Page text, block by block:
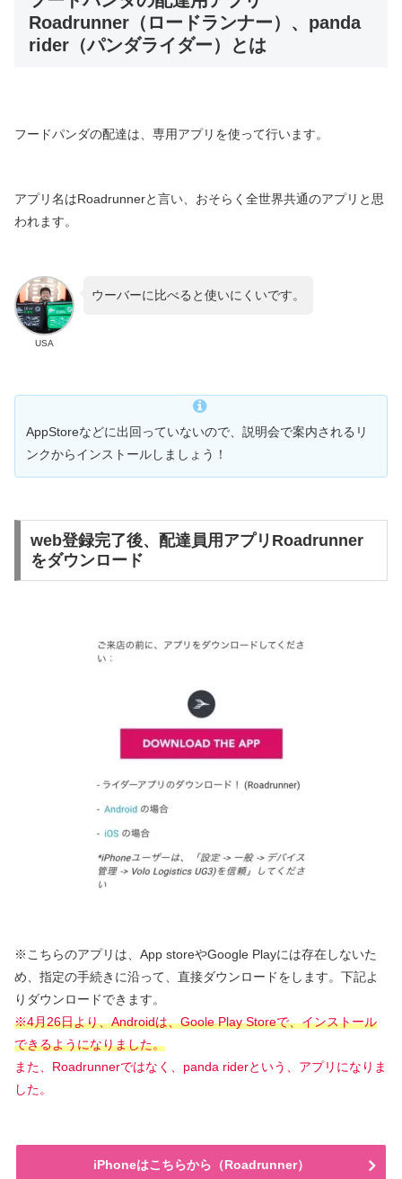
Roadrunner（ロードランナー）、panda
rider（パンダライダー）とは
フードパンダの配達は、専用アプリを使って行います。
アプリ名はRoadrunnerと言い、おそらく全世界共通のアプリと思
われます。
USA
ウーバーに比べると使いにくいです。
AppStoreなどに出回っていないので、説明会で案内されるリ
ンクからインストールしましょう！
web登録完了後、配達員用アプリRoadrunner
をダウンロード
※こちらのアプリは、App storeやGoogle Playには存在しないた
め、指定の手続きに沿って、直接ダウンロードをします。下記よ
りダウンロードできます。
※4月26日より、Androidは、Goole Play Storeで、インストール
できるようになりました。
また、Roadrunnerではなく、panda riderという、アプリになりま
した。
iPhoneはこちらから（Roadrunner）